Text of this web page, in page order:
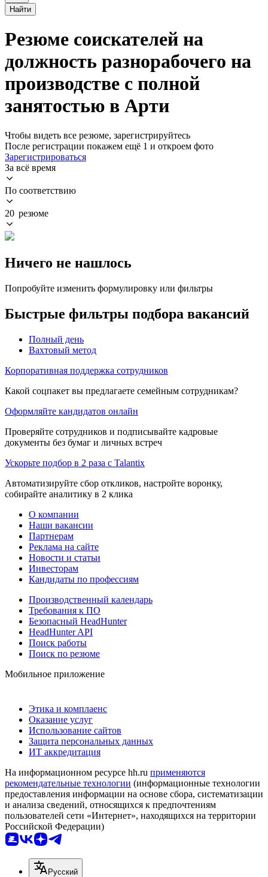
Найти
Резюме соискателей на
должность разнорабочего на
производстве с полной
занятостью в Арти
Чтобы видеть все резюме, зарегистрируйтесь
После регистрации покажем ещё 1 и откроем фото
Зарегистрироваться
За всё время
По соответствию
20 резюме
Ничего не нашлось
Попробуйте изменить формулировку или фильтры
Быстрые фильтры подбора вакансий
Полный день
Вахтовый метод
Корпоративная поддержка сотрудников
Какой соцпакет вы предлагаете семейным сотрудникам?
Оформляйте кандидатов онлайн
Проверяйте сотрудников и подписывайте кадровые
документы без бумаг и личных встреч
Ускорьте подбор в 2 раза с Talantix
Автоматизируйте сбор откликов, настройте воронку,
собирайте аналитику в 2 клика
О компании
Наши вакансии
Партнерам
Реклама на сайте
Новости и статьи
Инвесторам
Кандидаты по профессиям
Производственный календарь
Требования к ПО
Безопасный HeadHunter
HeadHunter API
Поиск работы
Поиск по резюме
Мобильное приложение
Этика и комплаенс
Оказание услуг
Использование сайтов
Защита персональных данных
ИТ аккредитация
На информационном ресурсе hh.ru применяются
рекомендательные технологии (информационные технологии
предоставления информации на основе сбора, систематизации
и анализа сведений, относящихся к предпочтениям
пользователей сети «Интернет», находящихся на территории
Российской Федерации)
Русский